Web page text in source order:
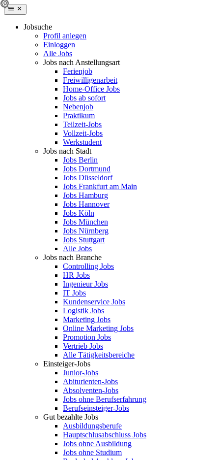
Jobsuche
Profil anlegen
Einloggen
Alle Jobs
Jobs nach Anstellungsart
Ferienjob
Freiwilligenarbeit
Home-Office Jobs
Jobs ab sofort
Nebenjob
Praktikum
Teilzeit-Jobs
Vollzeit-Jobs
Werkstudent
Jobs nach Stadt
Jobs Berlin
Jobs Dortmund
Jobs Düsseldorf
Jobs Frankfurt am Main
Jobs Hamburg
Jobs Hannover
Jobs Köln
Jobs München
Jobs Nürnberg
Jobs Stuttgart
Alle Jobs
Jobs nach Branche
Controlling Jobs
HR Jobs
Ingenieur Jobs
IT Jobs
Kundenservice Jobs
Logistik Jobs
Marketing Jobs
Online Marketing Jobs
Promotion Jobs
Vertrieb Jobs
Alle Tätigkeitsbereiche
Einsteiger-Jobs
Junior-Jobs
Abiturienten-Jobs
Absolventen-Jobs
Jobs ohne Berufserfahrung
Berufseinsteiger-Jobs
Gut bezahlte Jobs
Ausbildungsberufe
Hauptschlusabschluss Jobs
Jobs ohne Ausbildung
Jobs ohne Studium